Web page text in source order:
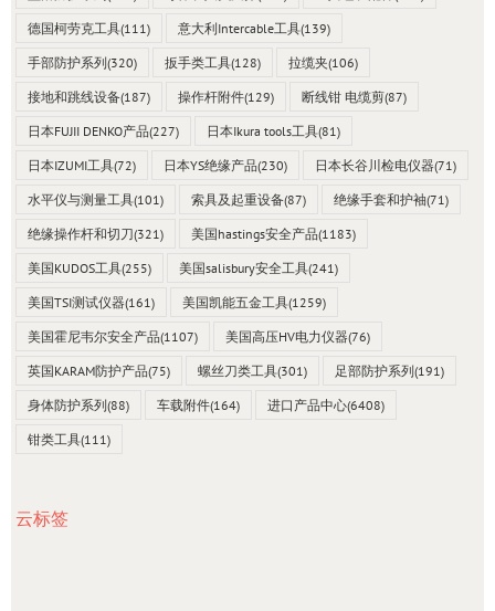
德国柯劳克工具(111) 意大利Intercable工具(139)
手部防护系列(320) 扳手类工具(128) 拉缆夹(106)
接地和跳线设备(187) 操作杆附件(129) 断线钳 电缆剪(87)
日本FUJII DENKO产品(227) 日本Ikura tools工具(81)
日本IZUMI工具(72) 日本YS绝缘产品(230) 日本长谷川检电仪器(71)
水平仪与测量工具(101) 索具及起重设备(87) 绝缘手套和护袖(71)
绝缘操作杆和切刀(321) 美国hastings安全产品(1183)
美国KUDOS工具(255) 美国salisbury安全工具(241)
美国TSI测试仪器(161) 美国凯能五金工具(1259)
美国霍尼韦尔安全产品(1107) 美国高压HV电力仪器(76)
英国KARAM防护产品(75) 螺丝刀类工具(301) 足部防护系列(191)
身体防护系列(88) 车载附件(164) 进口产品中心(6408)
钳类工具(111)
云标签